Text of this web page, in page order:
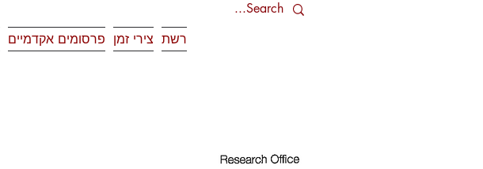
פרסומים אקדמיים צירי זמן רשת